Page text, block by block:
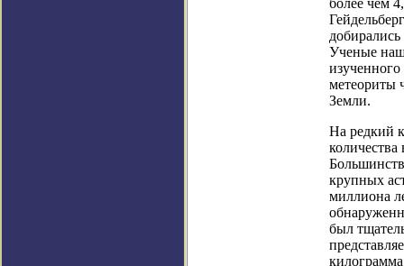
более чем
Ученые
изученного
метеориты
Земли.
На редкий
крупных
миллиона
был